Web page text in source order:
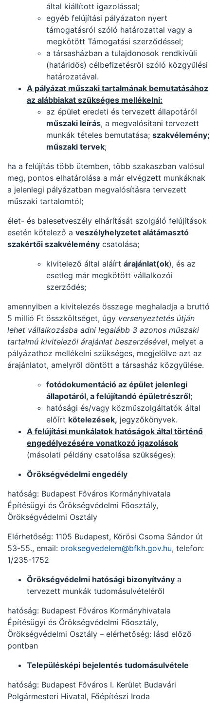
által kiállított igazolással;
egyéb felújítási pályázaton nyert
támogatásról szóló határozattal vagy a
megkötött Támogatási szerződéssel;
a társasházban a tulajdonosok rendkívüli
(határidős) célbefizetésről szóló közgyűlési
határozatával.
A pályázat műszaki tartalmának bemutatásához
az alábbiakat szükséges mellékelni:
az épület eredeti és tervezett állapotáról
műszaki leírás, a megvalósítani tervezett
munkák tételes bemutatása; szakvélemény;
műszaki tervek;
ha a felújítás több ütemben, több szakaszban valósul
meg, pontos elhatárolása a már elvégzett munkáknak
a jelenlegi pályázatban megvalósításra tervezett
műszaki tartalomtól;
élet- és balesetveszély elhárítását szolgáló felújítások
esetén kötelező a veszélyhelyzetet alátámasztó
szakértői szakvélemény csatolása;
kivitelező által aláírt árajánlat(ok), és az
esetleg már megkötött vállalkozói
szerződés;
amennyiben a kivitelezés összege meghaladja a bruttó
5 millió Ft összköltséget, úgy versenyeztetés útján
lehet vállalkozásba adni legalább 3 azonos műszaki
tartalmú kivitelezői árajánlat beszerzésével, melyet a
pályázathoz mellékelni szükséges, megjelölve azt az
árajánlatot, amelyről döntött a társasház közgyűlése.
fotódokumentáció az épület jelenlegi
állapotáról, a felújítandó épületrészről;
hatósági és/vagy közműszolgáltatók által
előírt kötelezések, jegyzőkönyvek.
A felújítási munkálatok hatóságok által történő
engedélyezésére vonatkozó igazolások
(másolati példány csatolása szükséges):
Örökségvédelmi engedély
hatóság: Budapest Főváros Kormányhivatala
Építésügyi és Örökségvédelmi Főosztály,
Örökségvédelmi Osztály
Elérhetőség: 1105 Budapest, Kőrösi Csoma Sándor út
53-55., email: oroksegvedelem@bfkh.gov.hu, telefon:
1/235-1752
Örökségvédelmi hatósági bizonyítvány a
tervezett munkák tudomásulvételéről
hatóság: Budapest Főváros Kormányhivatala
Építésügyi és Örökségvédelmi Főosztály,
Örökségvédelmi Osztály – elérhetőség: lásd előző
pontban
Településképi bejelentés tudomásulvétele
hatóság: Budapest Főváros I. Kerület Budavári
Polgármesteri Hivatal, Főépítészi Iroda